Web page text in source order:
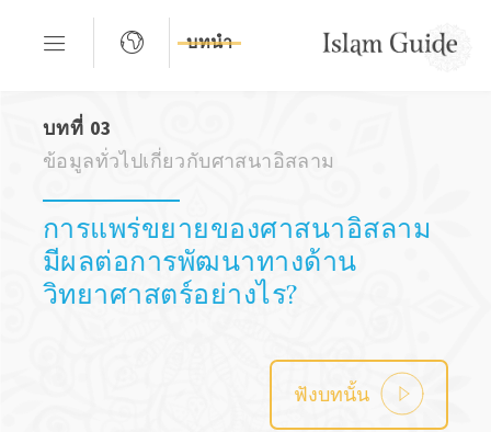
บทนำ
บทที่ 03
ข้อมูลทั่วไปเกี่ยวกับศาสนาอิสลาม
การแพร่ขยายของศาสนาอิสลาม
มีผลต่อการพัฒนาทางด้าน
วิทยาศาสตร์อย่างไร?
ฟังบทนั้น